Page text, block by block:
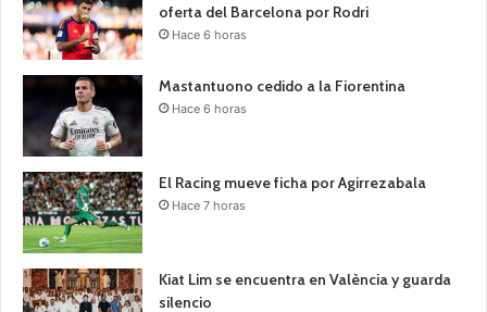
oferta del Barcelona por Rodri
Hace 6 horas
Mastantuono cedido a la Fiorentina
Hace 6 horas
El Racing mueve ficha por Agirrezabala
Hace 7 horas
Kiat Lim se encuentra en València y guarda
silencio